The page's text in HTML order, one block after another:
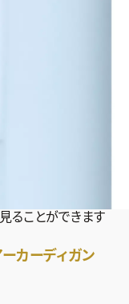
ることができます
カーディガン